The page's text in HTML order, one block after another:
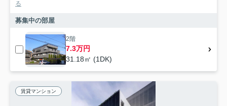
る
募集中の部屋
2階
7.3万円
31.18㎡ (1DK)
賃貸マンション